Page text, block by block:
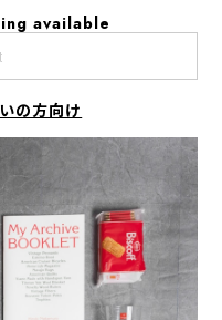
available
の方向け